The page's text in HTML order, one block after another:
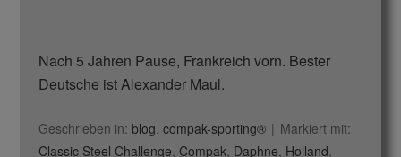
Nach 5 Jahren Pause, Frankreich vorn. Bester
Deutsche ist Alexander Maul.
Geschrieben in: blog, compak-sporting®
Markiert mit:
Classic Steel Challenge, Compak, Daphne, Holland,